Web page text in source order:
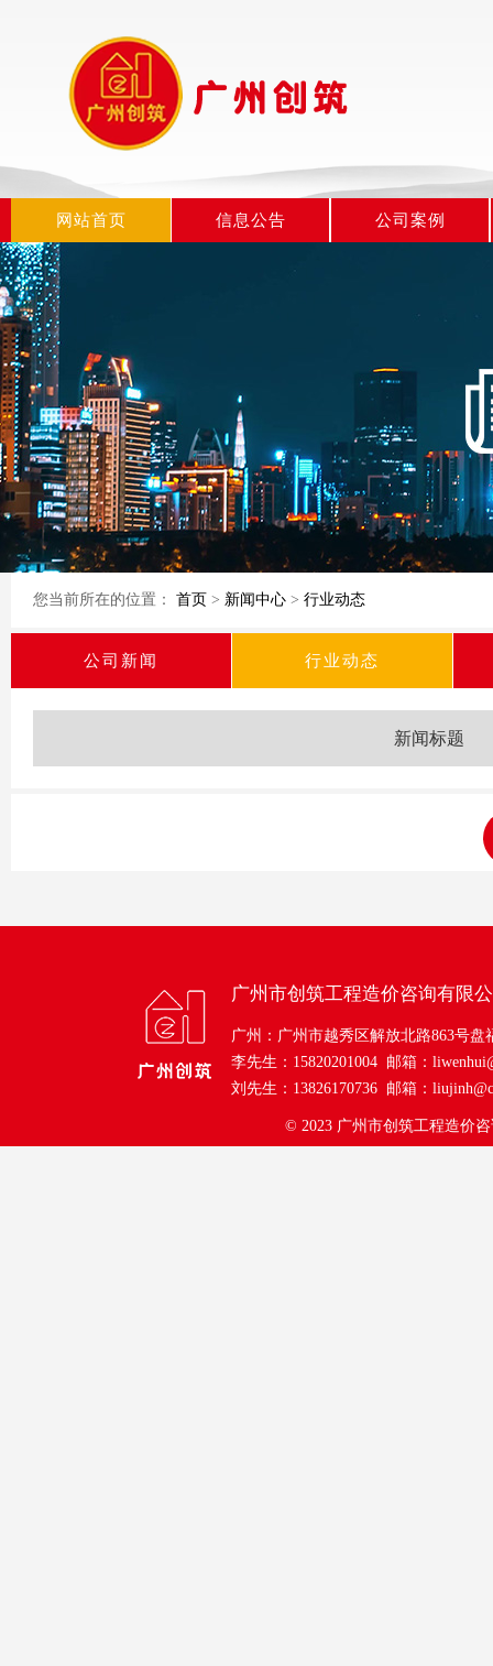
网站首页 信息公告 公司案例
您当前所在的位置： 首页 > 新闻中心 > 行业动态
公司新闻 行业动态
新闻标题
广州市创筑工程造价咨询有限
广州：广州市越秀区解放北路863号盘
李先生：15820201004 邮箱：
刘先生：13826170736 邮箱：
© 2023 广州市创筑工程造价